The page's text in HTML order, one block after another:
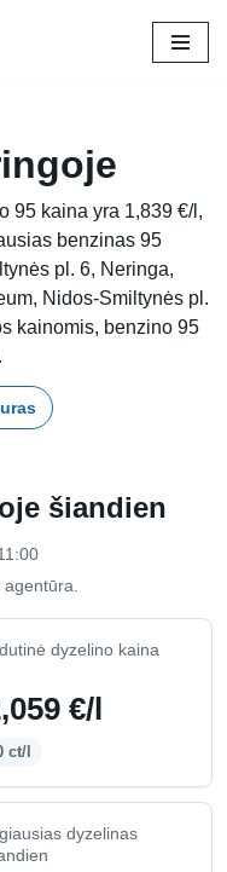
95 kaina yra 1,839 €/l,
benzinas 95
pl. 6, Neringa,
Nidos-Smiltynės pl.
kainomis, benzino 95
šiandien
dyzelino kaina
€/l
ct/l
dyzelinas